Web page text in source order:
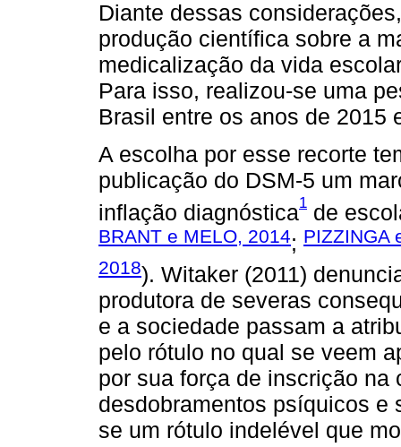
Diante dessas
produção científica sobre a
medicalização da vida
Para isso, realizou-se uma
Brasil entre os anos de 2015
A escolha por esse recorte
publicação do DSM-5 um
inflação diagnóstica1 de
BRANT e MELO, 2014; PIZZINGA
2018). Witaker (2011)
produtora de severas
e a sociedade passam a
pelo rótulo no qual se veem
por sua força de inscrição
desdobramentos psíquicos e
se um rótulo indelével que